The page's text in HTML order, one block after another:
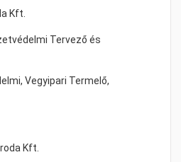
Kft.
Tervező és
Vegyipari Termelő,
Kft.